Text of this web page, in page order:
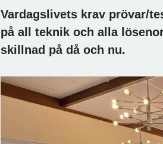
Vardagslivets krav prövar/
på all teknik och alla
skillnad på då och nu.